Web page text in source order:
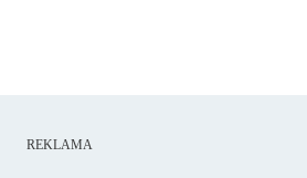
REKLAMA